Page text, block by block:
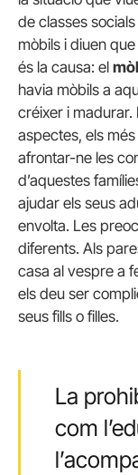
de classes
mòbils i diuen
és la causa: el
havia mòbils a
créixer i
aspectes, els
afrontar-ne les
d’aquestes
ajudar els seus
envolta. Les
diferents. Als
casa al vespre a
els deu ser
seus fills o filles.
La
com